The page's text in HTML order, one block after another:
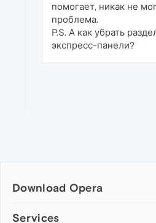
помогает, никак не
проблема.
P.S. А как убрать
экспресс-панели?
Download Opera
Computer browsers
Services